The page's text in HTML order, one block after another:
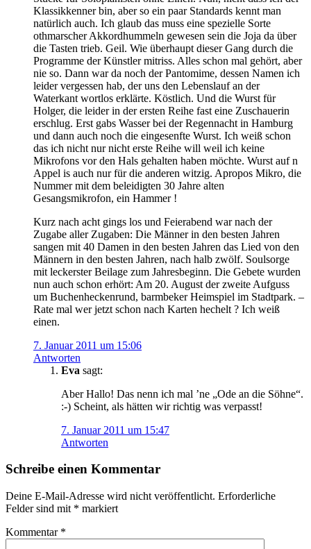
Klassikkenner bin, aber so ein paar Standards kennt man
natürlich auch. Ich glaub das muss eine spezielle Sorte
othmarscher Akkordhummeln gewesen sein die Joja da über
die Tasten trieb. Geil. Wie überhaupt dieser Gang durch die
Programme der Künstler mitriss. Alles schon mal gehört, aber
nie so. Dann war da noch der Pantomime, dessen Namen ich
leider vergessen hab, der uns den Lebenslauf an der
Waterkant wortlos erklärte. Köstlich. Und die Wurst für
Holger, die leider in der ersten Reihe fast eine Zuschauerin
erschlug. Erst gabs Wasser bei der Regennacht in Hamburg
und dann auch noch die eingesenfte Wurst. Ich weiß schon
das ich nicht nur nicht erste Reihe will weil ich keine
Mikrofons vor den Hals gehalten haben möchte. Wurst auf n
Appel is auch nur für die anderen witzig. Apropos Mikro, die
Nummer mit dem beleidigten 30 Jahre alten
Gesangsmikrofon, ein Hammer !
Kurz nach acht gings los und Feierabend war nach der
Zugabe aller Zugaben: Die Männer in den besten Jahren
sangen mit 40 Damen in den besten Jahren das Lied von den
Männern in den besten Jahren, nach halb zwölf. Soulsorge
mit leckerster Beilage zum Jahresbeginn. Die Gebete wurden
nun auch schon erhört: Am 20. August der zweite Aufguss
um Buchenheckenrund, barmbeker Heimspiel im Stadtpark. –
Rate mal wer jetzt schon nach Karten hechelt ? Ich weiß
einen.
7. Januar 2011 um 15:06
Antworten
Eva sagt:
Aber Hallo! Das nenn ich mal ’ne „Ode an die Söhne“.
:-) Scheint, als hätten wir richtig was verpasst!
7. Januar 2011 um 15:47
Antworten
Schreibe einen Kommentar
Deine E-Mail-Adresse wird nicht veröffentlicht. Erforderliche
Felder sind mit * markiert
Kommentar *